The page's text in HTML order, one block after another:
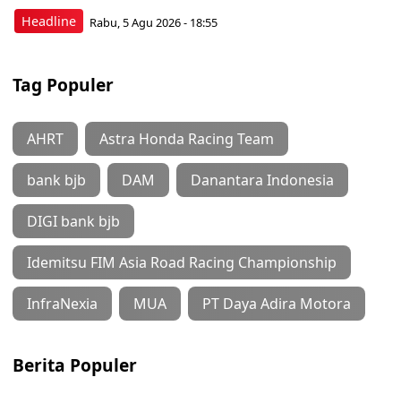
Headline Rabu, 5 Agu 2026 - 18:55
Tag Populer
AHRT Astra Honda Racing Team
bank bjb DAM Danantara Indonesia
DIGI bank bjb
Idemitsu FIM Asia Road Racing Championship
InfraNexia MUA PT Daya Adira Motora
Berita Populer